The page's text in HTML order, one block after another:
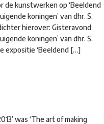
de kunstwerken op ‘Beeldend
koningen’ van dhr. S.
hierover: Gisteravond
koningen’ van dhr. S.
expositie ‘Beeldend […]
was ‘The art of making